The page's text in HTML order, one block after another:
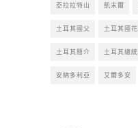
亞拉拉特山 凱末爾
土耳其國父 土耳其國花
土耳其簡介 土耳其總統
安納多利亞 艾爾多安